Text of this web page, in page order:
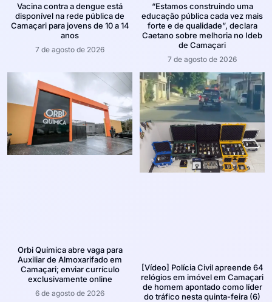
Vacina contra a dengue está
disponível na rede pública de
Camaçari para jovens de 10 a 14
anos
7 de agosto de 2026
“Estamos construindo uma
educação pública cada vez mais
forte e de qualidade”, declara
Caetano sobre melhoria no Ideb
de Camaçari
7 de agosto de 2026
Orbi Química abre vaga para
Auxiliar de Almoxarifado em
Camaçari; enviar currículo
exclusivamente online
6 de agosto de 2026
[Vídeo] Polícia Civil apreende 64
relógios em imóvel em Camaçari
de homem apontado como líder
do tráfico nesta quinta-feira (6)